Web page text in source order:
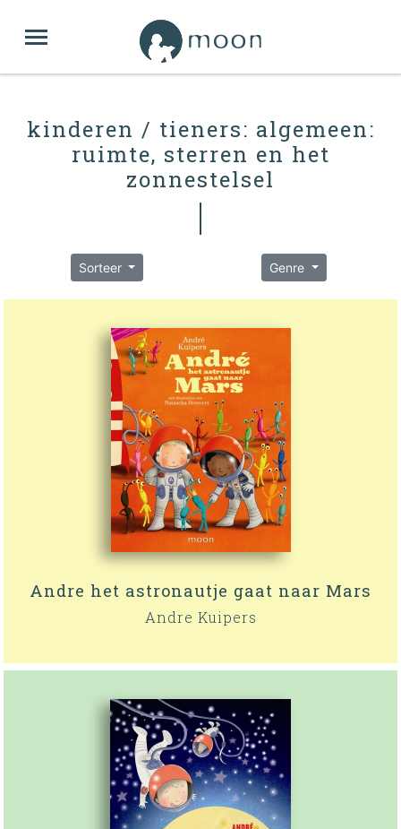
kinderen / tieners: algemeen:
ruimte, sterren en het
zonnestelsel
Sorteer Genre
Andre het astronautje gaat naar Mars
Andre Kuipers